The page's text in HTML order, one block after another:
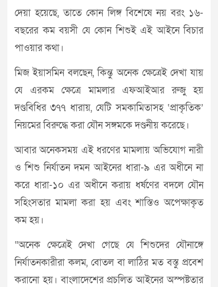
দেয়া হয়েছে, তাতে কোন লিঙ্গ বিশেষে নয় বরং ১৬-
বছরের কম বয়সী যে কোন শিশুই এই আইনে বিচার
পাওয়ার কথা।
মিজ ইয়াসমিন বলছেন, কিন্তু অনেক ক্ষেত্রেই দেখা যায়
যে এরকম ক্ষেত্রে মামলার এফআইআর রুজু হয়
দণ্ডবিধির ৩৭৭ ধারায়, যেটি সমকামিতাসহ ‘প্রাকৃতিক’
নিয়মের বিরুদ্ধে করা যৌন সঙ্গমকে দণ্ডনীয় করেছে।
আবার অনেকসময় এই ধরণের মামলায় অভিযোগ নারী
ও শিশু নির্যাতন দমন আইনের ধারা-৯ এর অধীনে না
করে ধারা-১০ এর অধীনে করায় ধর্ষণের বদলে যৌন
সহিংসতার মামলা করা হয় এবং শাস্তিও অপেক্ষাকৃত
কম হয়।
“অনেক ক্ষেত্রেই দেখা গেছে যে শিশুদের যৌনাঙ্গে
নির্যাতনকারীরা কলম, বোতল বা লাঠির মত বস্তু প্রবেশ
করানো হয়। বাংলাদেশের প্রচলিত আইনের অস্পষ্টতার